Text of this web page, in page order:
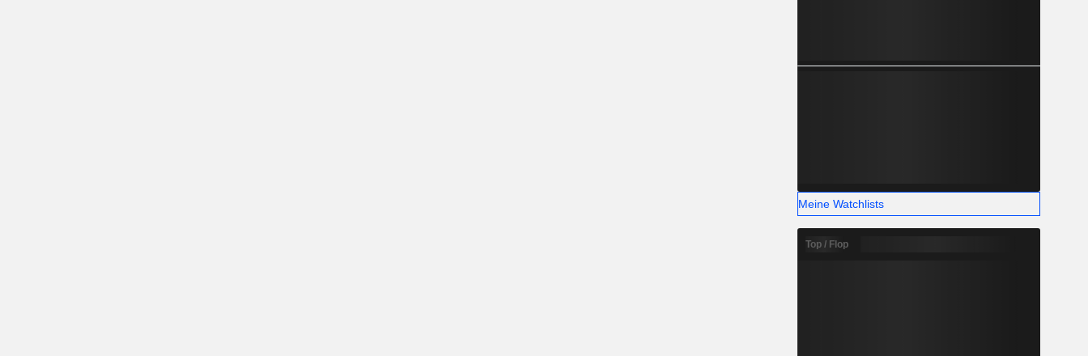
Meine Watchlists
Top / Flop